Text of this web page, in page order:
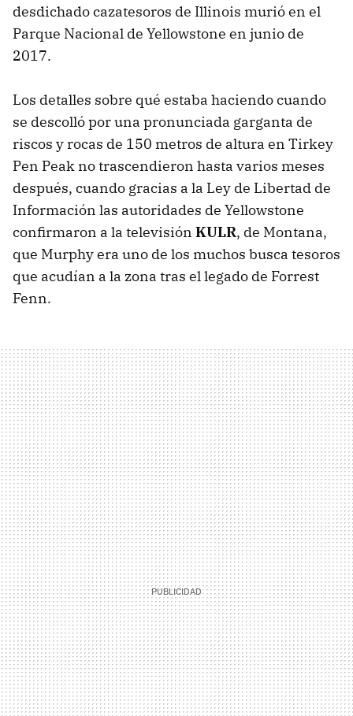
desdichado cazatesoros de Illinois murió en el
Parque Nacional de Yellowstone en junio de
2017.
Los detalles sobre qué estaba haciendo cuando
se descolló por una pronunciada garganta de
riscos y rocas de 150 metros de altura en Tirkey
Pen Peak no trascendieron hasta varios meses
después, cuando gracias a la Ley de Libertad de
Información las autoridades de Yellowstone
confirmaron a la televisión KULR, de Montana,
que Murphy era uno de los muchos busca tesoros
que acudían a la zona tras el legado de Forrest
Fenn.